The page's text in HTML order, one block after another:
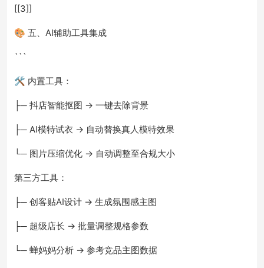
[[3]]
🎨 五、AI辅助工具集成
```
🛠️ 内置工具：
├─ 抖店智能抠图 → 一键去除背景
├─ AI模特试衣 → 自动替换真人模特效果
└─ 图片压缩优化 → 自动调整至合规大小
第三方工具：
├─ 创客贴AI设计 → 生成氛围感主图
├─ 超级店长 → 批量调整规格参数
└─ 蝉妈妈分析 → 参考竞品主图数据